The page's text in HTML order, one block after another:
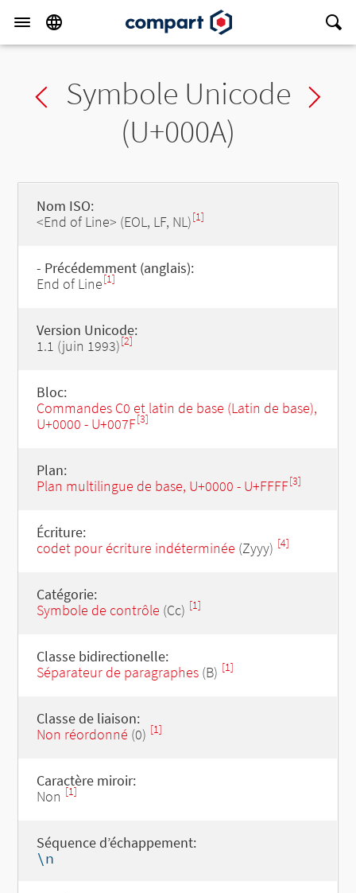
Previous char
Symbole Unicode
(U+000A)
Nom ISO:
<End of Line> (EOL, LF, NL)[1]
- Précédemment (anglais):
End of Line[1]
Version Unicode:
1.1 (juin 1993)[2]
Bloc:
Commandes C0 et latin de base (Latin de base),
U+0000 - U+007F[3]
Plan:
Plan multilingue de base, U+0000 - U+FFFF[3]
Écriture:
codet pour écriture indéterminée (Zyyy) [4]
Catégorie:
Symbole de contrôle (Cc) [1]
Classe bidirectionelle:
Séparateur de paragraphes(B) [1]
Classe de liaison:
Non réordonné (0) [1]
Caractère miroir:
Non [1]
Séquence d’échappement:
\n